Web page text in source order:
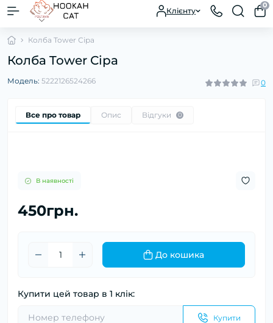
Клієнту
0
Колба Tower Сіра
Колба Tower Сіра
Модель: 5222126524266 0
Все про товар Опис Відгуки 0
В наявності
450грн.
До кошика
Купити цей товар в 1 клік:
Купити